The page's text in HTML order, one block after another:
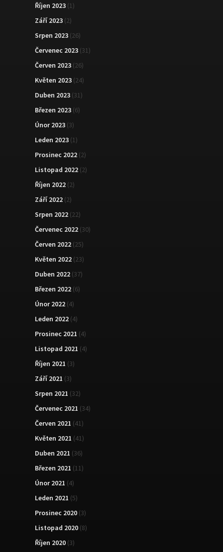
Říjen 2023 (1)
Září 2023 (2)
Srpen 2023 (26)
Červenec 2023 (31)
Červen 2023 (26)
Květen 2023 (24)
Duben 2023 (31)
Březen 2023 (6)
Únor 2023 (3)
Leden 2023 (1)
Prosinec 2022 (2)
Listopad 2022 (2)
Říjen 2022 (2)
Září 2022 (2)
Srpen 2022 (22)
Červenec 2022 (30)
Červen 2022 (25)
Květen 2022 (23)
Duben 2022 (37)
Březen 2022 (6)
Únor 2022 (4)
Leden 2022 (4)
Prosinec 2021 (4)
Listopad 2021 (4)
Říjen 2021 (3)
Září 2021 (3)
Srpen 2021 (32)
Červenec 2021 (34)
Červen 2021 (41)
Květen 2021 (41)
Duben 2021 (36)
Březen 2021 (11)
Únor 2021 (4)
Leden 2021 (5)
Prosinec 2020 (3)
Listopad 2020 (8)
Říjen 2020 (3)